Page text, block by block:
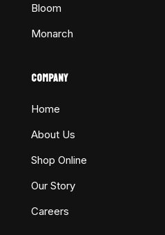
Bloom
Monarch
COMPANY
Home
About Us
Shop Online
Our Story
Careers